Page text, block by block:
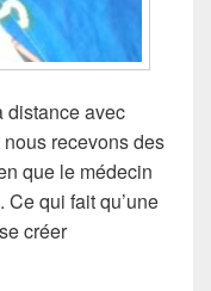
distance avec
recevons des
que le médecin
Ce qui fait qu’une
créer